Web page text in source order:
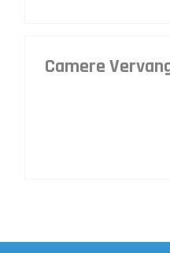
Camere